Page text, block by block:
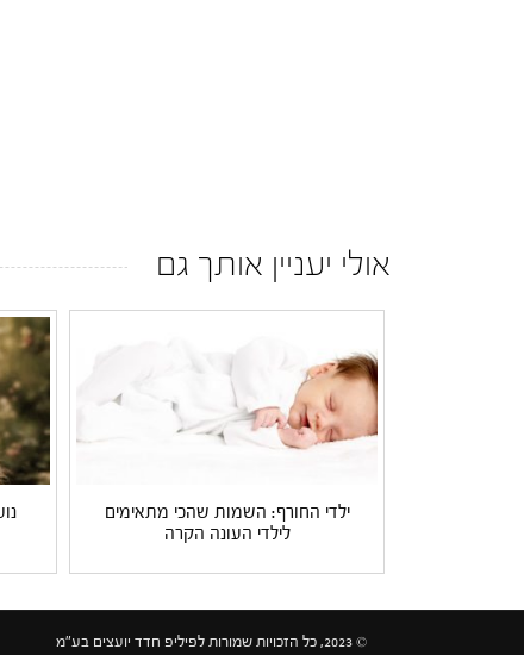
אולי יעניין אותך גם
ילדי החורף: השמות שהכי מתאימים
לילדי העונה הקרה
© 2023, כל הזכויות שמורות לפיליפ חדד יועצים בע"מ